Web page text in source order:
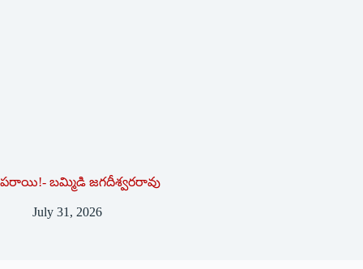
పరాయి!- బమ్మిడి జగదీశ్వరరావు
July 31, 2026